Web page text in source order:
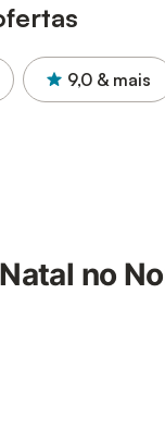
9,0 & mais
no